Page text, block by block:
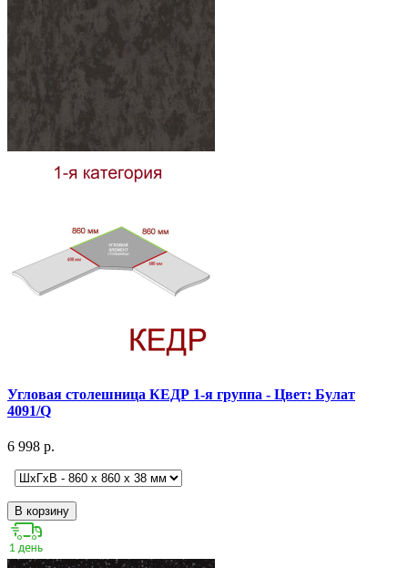
Угловая столешница КЕДР 1-я группа - Цвет: Булат
4091/Q
6 998 р.
В корзину